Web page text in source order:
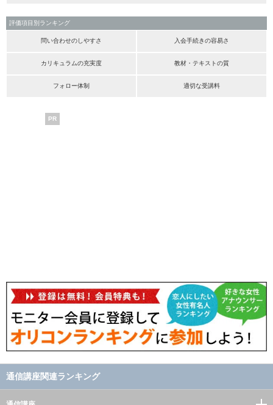
評価項目別ランキング
問い合わせのしやすさ 入会手続きの容易さ
カリキュラムの充実度 教材・テキストの質
フォロー体制 適切な受講料
PR
通信講座関連ランキング